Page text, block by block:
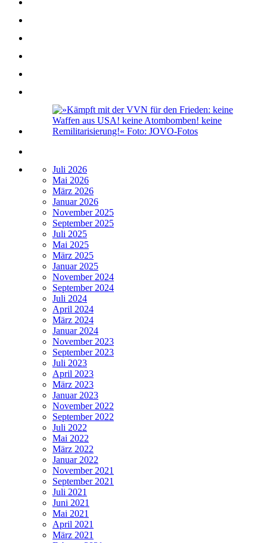
Juli 2026
Mai 2026
März 2026
Januar 2026
November 2025
September 2025
Juli 2025
Mai 2025
März 2025
Januar 2025
November 2024
September 2024
Juli 2024
April 2024
März 2024
Januar 2024
November 2023
September 2023
Juli 2023
April 2023
März 2023
Januar 2023
November 2022
September 2022
Juli 2022
Mai 2022
März 2022
Januar 2022
November 2021
September 2021
Juli 2021
Juni 2021
Mai 2021
April 2021
März 2021